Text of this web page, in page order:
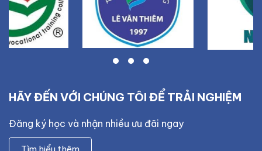
HÃY ĐẾN VỚI CHÚNG TÔI ĐỂ TRẢI NGHIỆM
Đăng ký học và nhận nhiều ưu đãi ngay
Tìm hiểu thêm